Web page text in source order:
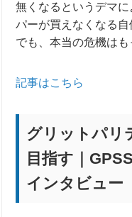
無くなるというデマ
パーが買えなくなる自
でも、本当の危機はも
記事はこちら
グリットパリ
目指す｜
インタビュー